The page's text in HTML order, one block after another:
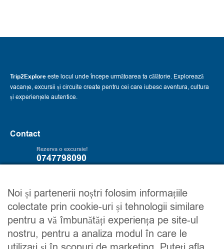
Trip2Exploreeste locul unde începe următoarea ta călătorie. Explorează
vacanțe, excursii și circuite create pentru cei care iubesc aventura, cultura
și experiențele autentice.
Contact
Rezerva o excursie!
0747798090
Servicii
Excursii
Circuite
Maroc
Trip2explore
Despre noi
Contacteaza-ne
Detalii financiare
Noi și partenerii noștri folosim informațiile
colectate prin cookie-uri și tehnologii similare
pentru a vă îmbunătăți experiența pe site-ul
nostru, pentru a analiza modul în care le